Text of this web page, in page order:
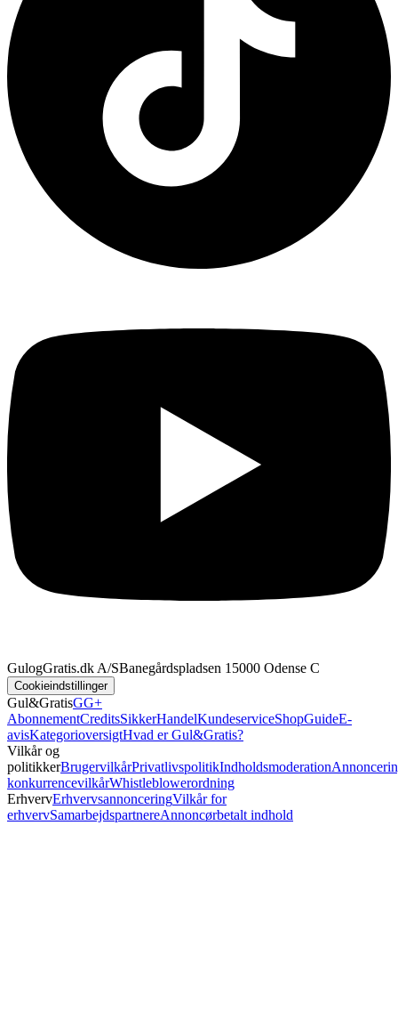
GulogGratis.dk A/SBanegårdspladsen 15000 Odense C
Cookieindstillinger
Gul&GratisGG+
AbonnementCreditsSikkerHandelKundeserviceShopGuideE-
avisKategorioversigtHvad er Gul&Gratis?
Vilkår og
politikkerBrugervilkårPrivatlivspolitikIndholdsmoderation
konkurrencevilkårWhistleblowerordning
ErhvervErhvervsannonceringVilkår for
erhvervSamarbejdspartnereAnnoncørbetalt indhold